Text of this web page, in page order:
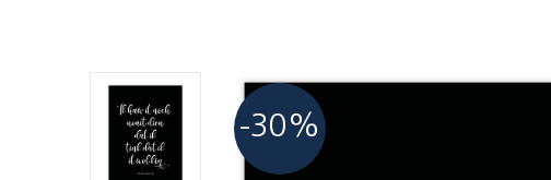
-30%